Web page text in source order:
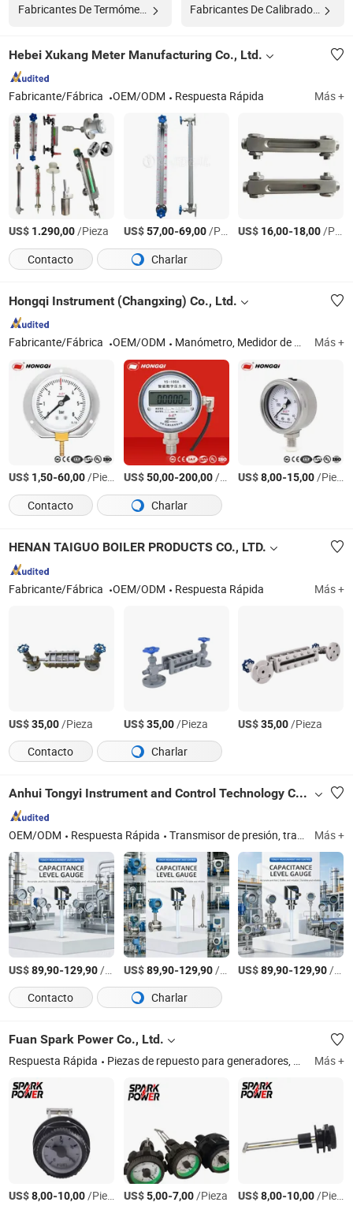
Fabricantes De Termómetro Fabricantes De Calibrador De Precisión
Hebei Xukang Meter Manufacturing Co., Ltd.
Fabricante/Fábrica OEM/ODM Respuesta Rápida Más +
US$ 1.290,00/Pieza US$57,00-69,00/Pieza US$ 16,00-18,00/Pieza
Contacto
Charlar
Hongqi Instrument (Changxing) Co., Ltd.
Fabricante/Fábrica OEM/ODM Manómetro, Medidor de Presión Más +
US$ 1,50-60,00/Pieza US$50,00-200,00/Pieza US$8,00-15,00/Pieza
Contacto
Charlar
HENAN TAIGUO BOILER PRODUCTS CO., LTD.
Fabricante/Fábrica OEM/ODM Respuesta Rápida Más +
US$35,00/Pieza US$35,00/Pieza US$35,00/Pieza
Contacto
Charlar
Anhui Tongyi Instrument and Control Technology Co., Ltd.
OEM/ODM Respuesta Rápida Transmisor de presión, transmisor de presión diferencial, medidor de nivel por radar, interruptor de nivel de tenedor de afinación, medidor de nivel capacitivo, medidor de nivel por flotador, medidor de nivel por presión hidrostática, medidor de nivel por aleta magnética Más +
US$89,90-129,90/Pieza US$89,90-129,90/Pieza US$89,90-129,90/Pieza
Contacto
Charlar
Fuan Spark Power Co., Ltd.
Respuesta Rápida Piezas de repuesto para generadores, generador diésel, regulador de voltaje, controlador, gobernador, sensores, alternador de corriente alterna sin escobillas, actuador, rectificador, interruptor de transferencia automática Más +
US$8,00-10,00/Pieza US$5,00-7,00/Pieza US$8,00-10,00/Pieza